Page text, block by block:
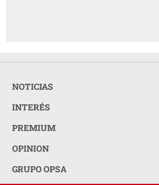
NOTICIAS
INTERÉS
PREMIUM
OPINION
GRUPO OPSA